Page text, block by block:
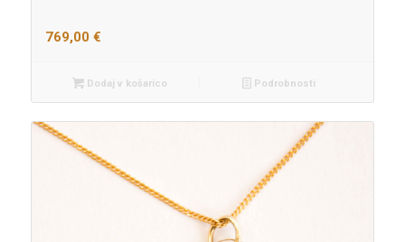
769,00 €
Dodaj v košarico Podrobnosti